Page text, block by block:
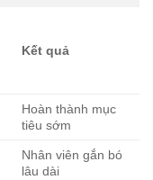
Kết quả
Hoàn thành mục
tiêu sớm
Nhân viên gắn bó
lâu dài